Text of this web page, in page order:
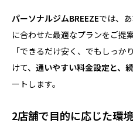
パーソナルジムBREEZEでは、
に合わせた最適なプランをご提案
「できるだけ安く、でもしっ
けて、 通いやすい料金設定と、
ートします。
2店舗で目的に応じた環